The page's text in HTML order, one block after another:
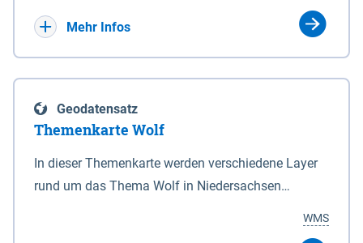
Deichbehörde durch Verordnung ausspricht. Für
enthalten. Sperrwerke Sperrwerke sind Bauwerke
mit Sperrvorrichtungen in Tidegewässern, die dem
Schutz eines Gebietes vor erhöhten Tiden, vor allem
vor Sturmfluten, zu dienen bestimmt sind (§2 Abs.3
Eigenschaft eines Sperrwerkes durch Widmung, die
Mehr Infos
Geodatensatz
Themenkarte Wolf
In dieser Themenkarte werden verschiedene Layer
rund um das Thema Wolf in Niedersachsen
sowie Status der bestehenden Wolfsterritorien im
WMS